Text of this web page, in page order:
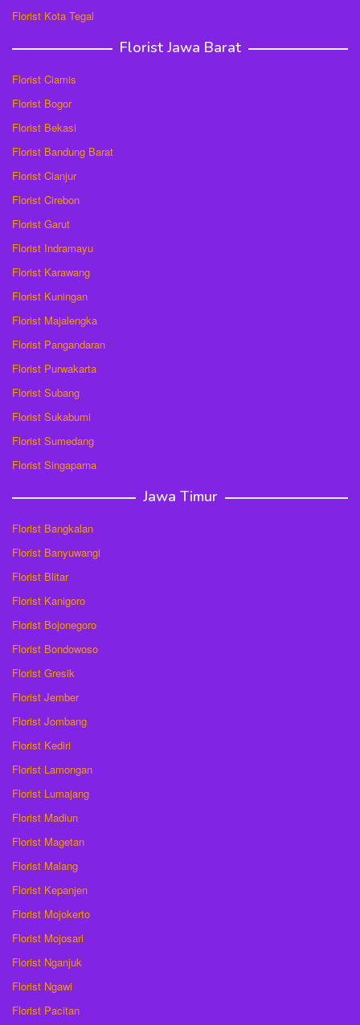
Florist Kota Tegal
Florist Jawa Barat
Florist Ciamis
Florist Bogor
Florist Bekasi
Florist Bandung Barat
Florist Cianjur
Florist Cirebon
Florist Garut
Florist Indramayu
Florist Karawang
Florist Kuningan
Florist Majalengka
Florist Pangandaran
Florist Purwakarta
Florist Subang
Florist Sukabumi
Florist Sumedang
Florist Singaparna
Jawa Timur
Florist Bangkalan
Florist Banyuwangi
Florist Blitar
Florist Kanigoro
Florist Bojonegoro
Florist Bondowoso
Florist Gresik
Florist Jember
Florist Jombang
Florist Kediri
Florist Lamongan
Florist Lumajang
Florist Madiun
Florist Magetan
Florist Malang
Florist Kepanjen
Florist Mojokerto
Florist Mojosari
Florist Nganjuk
Florist Ngawi
Florist Pacitan